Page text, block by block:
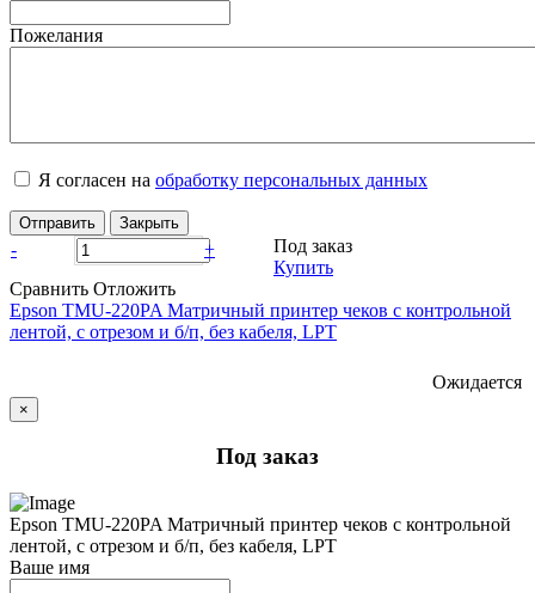
Пожелания
Я согласен на обработку персональных данных
Отправить Закрыть
- +
Под заказ
Купить
Сравнить Отложить
Epson TMU-220PA Матричный принтер чеков с контрольной
лентой, с отрезом и б/п, без кабеля, LPT
Ожидается
×
Под заказ
Epson TMU-220PA Матричный принтер чеков с контрольной
лентой, с отрезом и б/п, без кабеля, LPT
Ваше имя